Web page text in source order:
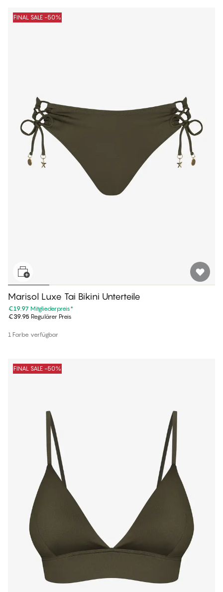
FINAL SALE -50%
Marisol Luxe Tai Bikini Unterteile
€19.97 Mitgliederpreis*
€39.95 Regulärer Preis
1 Farbe verfügbar
FINAL SALE -50%